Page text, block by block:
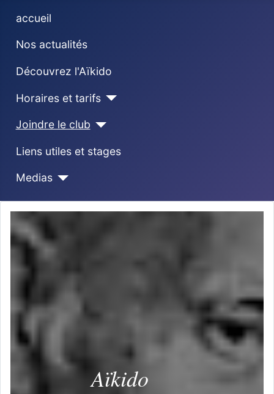
accueil
Nos actualités
Découvrez l'Aïkido
Horaires et tarifs
Joindre le club
Liens utiles et stages
Medias
Aïkido